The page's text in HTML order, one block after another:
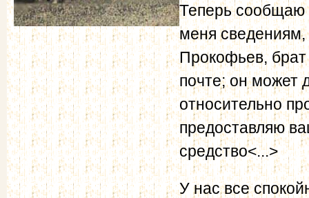
Теперь сообщаю
меня
Прокофьев,
почте; он может
относительно
предоставляю
средство<...>
У нас все